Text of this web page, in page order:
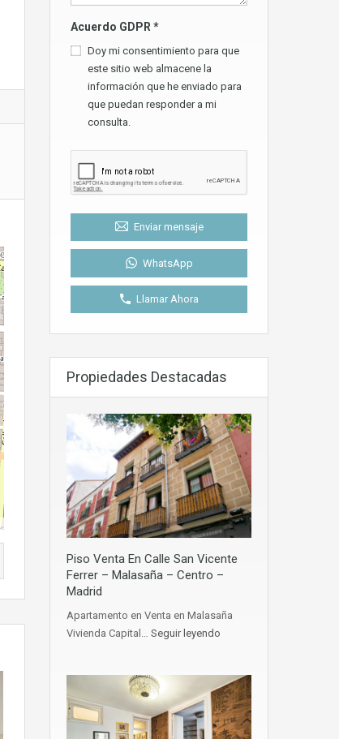
Acuerdo GDPR *
Doy mi consentimiento para que
este sitio web almacene la
información que he enviado para
que puedan responder a mi
consulta.
Enviar mensaje
WhatsApp
Llamar Ahora
Propiedades Destacadas
Piso Venta En Calle San Vicente
Ferrer – Malasaña – Centro –
Madrid
Apartamento en Venta en Malasaña
Vivienda Capital… Seguir leyendo